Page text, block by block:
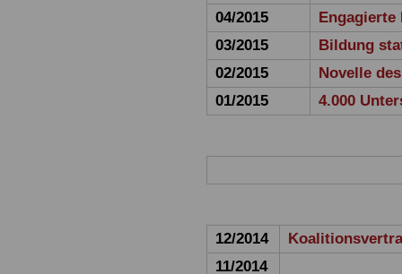
04/2015
03/2015
Bildung
02/2015
Novelle
01/2015
4.000
12/2014
11/2014